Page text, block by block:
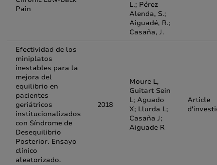
Pain
L.; Pérez
Alenda, S.;
Aiguadé, R.;
Casaña, J.
Efectividad de los
miniplatos
inestables para la
mejora del
equilibrio en
pacientes
geriátricos
institucionalizados
con Síndrome de
Desequilibrio
Posterior. Ensayo
clínico
aleatorizado.
2018
Moure L,
Guitart Sein
L; Aguado
X; Llurda L;
Casaña J;
Aiguade R
Article